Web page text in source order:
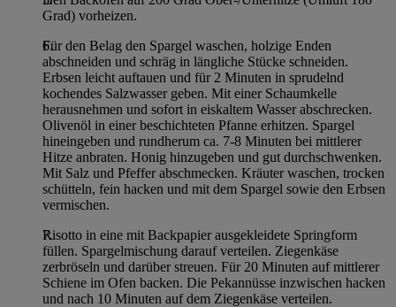
Grad) vorheizen.
Für den Belag den Spargel waschen, holzige Enden
abschneiden und schräg in längliche Stücke schneiden.
Erbsen leicht auftauen und für 2 Minuten in sprudelnd
kochendes Salzwasser geben. Mit einer Schaumkelle
herausnehmen und sofort in eiskaltem Wasser abschrecken.
Olivenöl in einer beschichteten Pfanne erhitzen. Spargel
hineingeben und rundherum ca. 7-8 Minuten bei mittlerer
Hitze anbraten. Honig hinzugeben und gut durchschwenken.
Mit Salz und Pfeffer abschmecken. Kräuter waschen, trocken
schütteln, fein hacken und mit dem Spargel sowie den Erbsen
vermischen.
Risotto in eine mit Backpapier ausgekleidete Springform
füllen. Spargelmischung darauf verteilen. Ziegenkäse
zerbröseln und darüber streuen. Für 20 Minuten auf mittlerer
Schiene im Ofen backen. Die Pekannüsse inzwischen hacken
und nach 10 Minuten auf dem Ziegenkäse verteilen.